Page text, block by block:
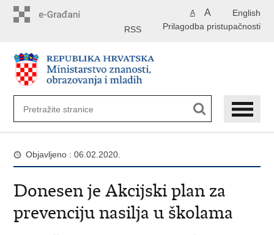
English
A A
Prilagodba pristupačnosti
RSS
Objavljeno : 06.02.2020.
Donesen je Akcijski plan za
prevenciju nasilja u školama